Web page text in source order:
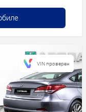
VIN проверен